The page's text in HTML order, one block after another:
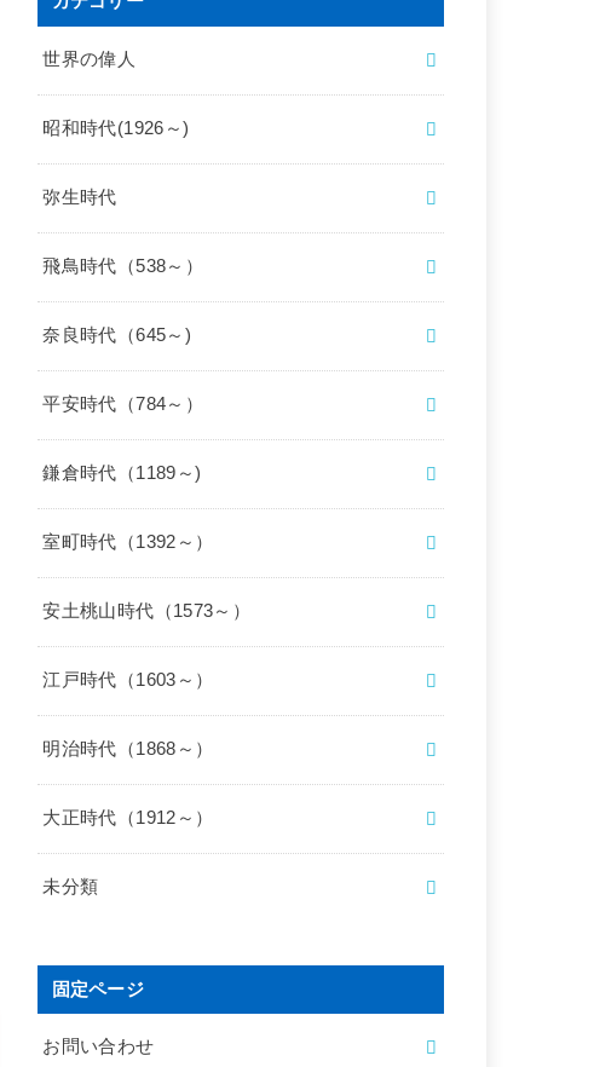
世界の偉人
昭和時代(1926～)
弥生時代
飛鳥時代（538～）
奈良時代（645～)
平安時代（784～）
鎌倉時代（1189～)
室町時代（1392～）
安土桃山時代（1573～）
江戸時代（1603～）
明治時代（1868～）
大正時代（1912～）
未分類
固定ページ
お問い合わせ